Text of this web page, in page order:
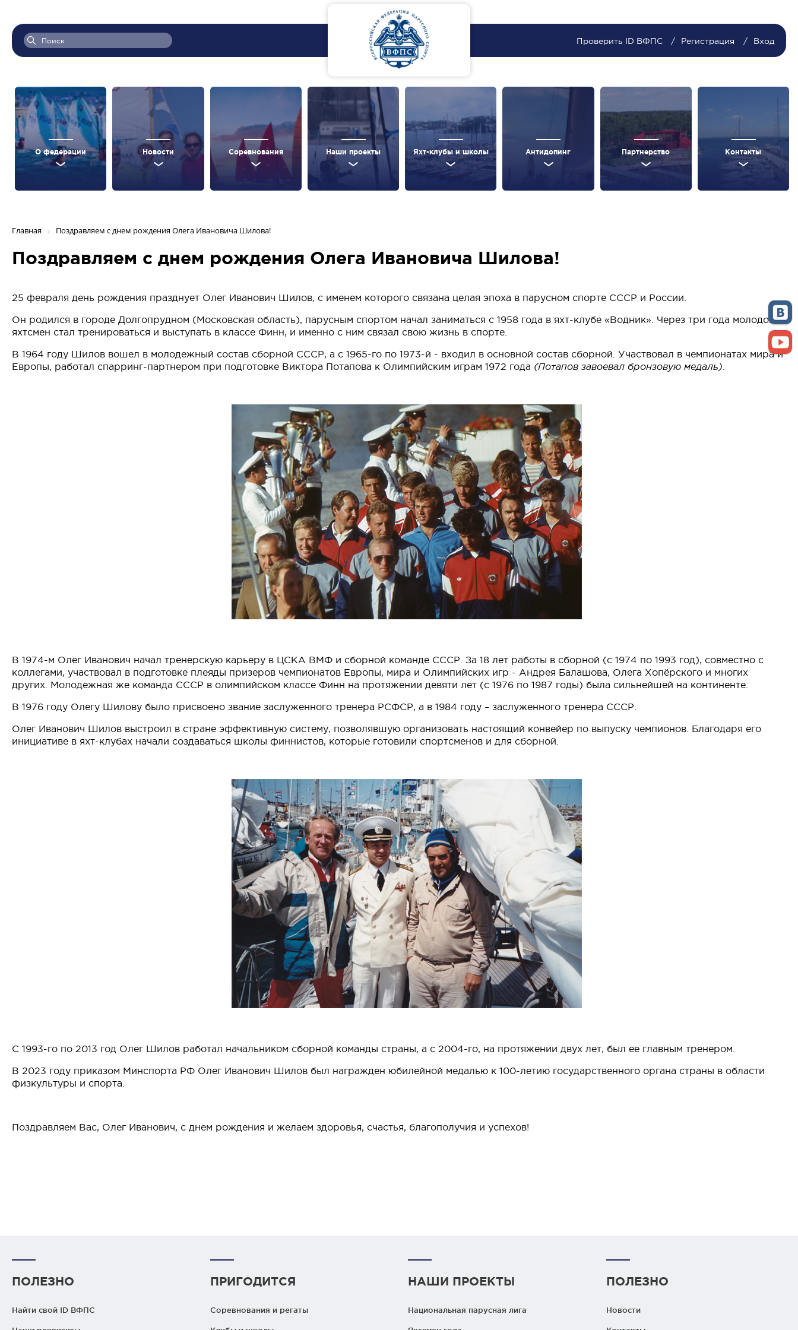
Проверить ID ВФПС Регистрация Вход
О федерации Новости Соревнования Наши проекты Яхт-клубы и школы Антидопинг Партнерство Контакты
Главная Поздравляем с днем рождения Олега Ивановича Шилова!
Поздравляем с днем рождения Олега Ивановича Шилова!
25 февраля день рождения празднует Олег Иванович Шилов, с именем которого связана целая эпоха в парусном спорте СССР и России.
Он родился в городе Долгопрудном (Московская область), парусным спортом начал заниматься с 1958 года в яхт-клубе «Водник». Через три года молодой
яхтсмен стал тренироваться и выступать в классе Финн, и именно с ним связал свою жизнь в спорте.
В 1964 году Шилов вошел в молодежный состав сборной СССР, а с 1965-го по 1973-й - входил в основной состав сборной. Участвовал в чемпионатах мира и
Европы, работал спарринг-партнером при подготовке Виктора Потапова к Олимпийским играм 1972 года (Потапов завоевал бронзовую медаль)
В 1974-м Олег Иванович начал тренерскую карьеру в ЦСКА ВМФ и сборной команде СССР. За 18 лет работы в сборной (с 1974 по 1993 год), совместно с
коллегами, участвовал в подготовке плеяды призеров чемпионатов Европы, мира и Олимпийских игр - Андрея Балашова, Олега Хопёрского и многих
других. Молодежная же команда СССР в олимпийском классе Финн на протяжении девяти лет (с 1976 по 1987 годы) была сильнейшей на континенте.
В 1976 году Олегу Шилову было присвоено звание заслуженного тренера РСФСР, а в 1984 году – заслуженного тренера СССР.
Олег Иванович Шилов выстроил в стране эффективную систему, позволявшую организовать настоящий конвейер по выпуску чемпионов. Благодаря его
инициативе в яхт-клубах начали создаваться школы финнистов, которые готовили спортсменов и для сборной.
С 1993-го по 2013 год Олег Шилов работал начальником сборной команды страны, а с 2004-го, на протяжении двух лет, был ее главным тренером.
В 2023 году приказом Минспорта РФ Олег Иванович Шилов был награжден юбилейной медалью к 100-летию государственного органа страны в области
физкультуры и спорта.
Поздравляем Вас, Олег Иванович, с днем рождения и желаем здоровья, счастья, благополучия и успехов!
ПОЛЕЗНО
Найти свой ID ВФПС
ПРИГОДИТСЯ
Соревнования и регаты
НАШИ ПРОЕКТЫ
Национальная парусная лига
ПОЛЕЗНО
Новости